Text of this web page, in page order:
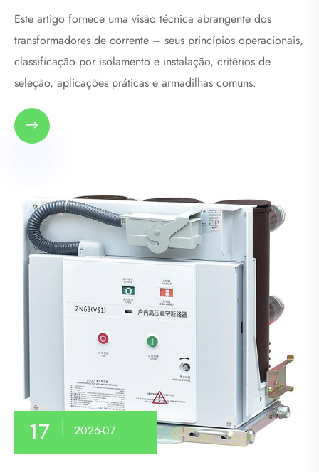
Este artigo fornece uma visão técnica abrangente dos
transformadores de corrente – seus princípios operacionais,
classificação por isolamento e instalação, critérios de
seleção, aplicações práticas e armadilhas comuns.

17 2026-07